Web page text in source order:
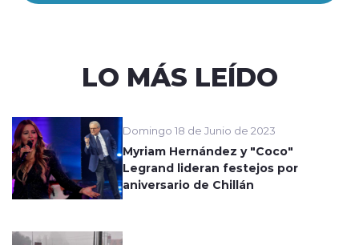
LO MÁS LEÍDO
Domingo 18 de Junio de 2023
Myriam Hernández y "Coco"
Legrand lideran festejos por
aniversario de Chillán